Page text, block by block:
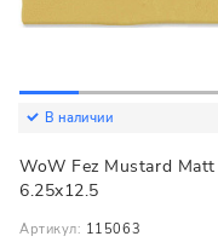
В наличии
WoW Fez Mustard Matt
6.25x12.5
Артикул: 115063